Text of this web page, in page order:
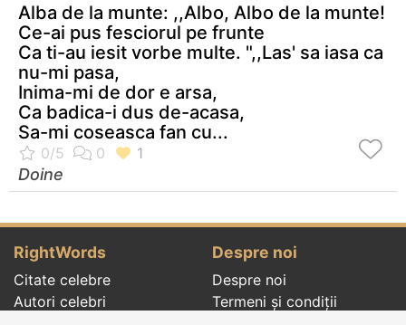
Alba de la munte: ,,Albo, Albo de la munte!
Ce-ai pus fesciorul pe frunte
Ca ti-au iesit vorbe multe. ",,Las' sa iasa ca
nu-mi pasa,
Inima-mi de dor e arsa,
Ca badica-i dus de-acasa,
Sa-mi coseasca fan cu...
Doine
RightWords
Citate celebre
Autori celebri
Despre noi
Despre noi
Termeni și condiții